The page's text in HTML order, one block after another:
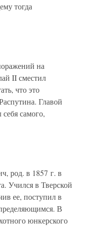
тогда
на
II сместил
что это
Главой
самого,
род. в 1857 г. в
Учился в Тверской
ее, поступил в
В
юнкерского